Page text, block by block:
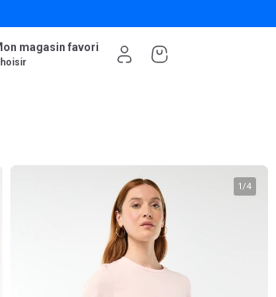
magasin favori
1/4